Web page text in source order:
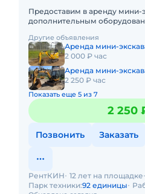
Предоставим в аренду мини-
дополнительным
часов работы + 1 час
Другие объявления
Аренда мини-
2 000 ₽ час
Аренда мини-
2 250 ₽ час
Показать еще 5 из 7
2 250
Позвонить Заказать
РентКИН 12 лет на площадке
Парк техники:92 единицы